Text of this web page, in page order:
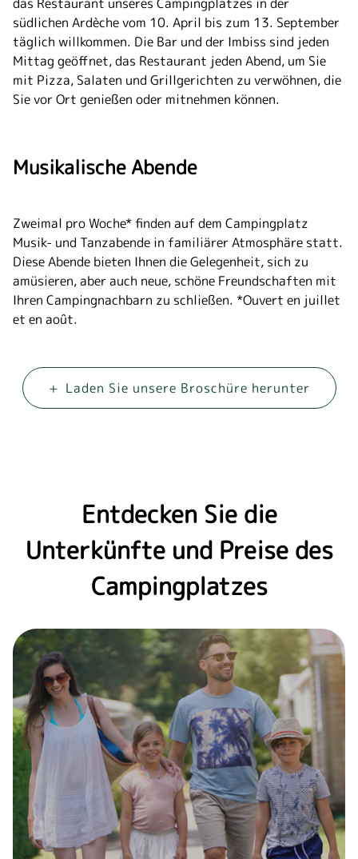
südlichen Ardèche vom 10. April bis zum 13. September
täglich willkommen. Die Bar und der Imbiss sind jeden
Mittag geöffnet, das Restaurant jeden Abend, um Sie
mit Pizza, Salaten und Grillgerichten zu verwöhnen, die
Sie vor Ort genießen oder mitnehmen können.
Musikalische Abende
Zweimal pro Woche* finden auf dem Campingplatz
Musik- und Tanzabende in familiärer Atmosphäre statt.
Diese Abende bieten Ihnen die Gelegenheit, sich zu
amüsieren, aber auch neue, schöne Freundschaften mit
Ihren Campingnachbarn zu schließen. *Ouvert en juillet
et en août.
+ Laden Sie unsere Broschüre herunter
Entdecken Sie die
Unterkünfte und Preise des
Campingplatzes